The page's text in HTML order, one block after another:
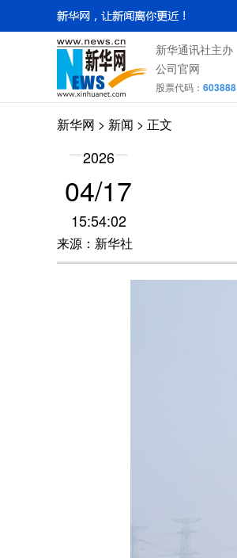
新华通讯社主办
公司官网
股票代码： 603888
新华网 > 新闻 > 正文
2026
04/17
15:54:02
来源：新华社